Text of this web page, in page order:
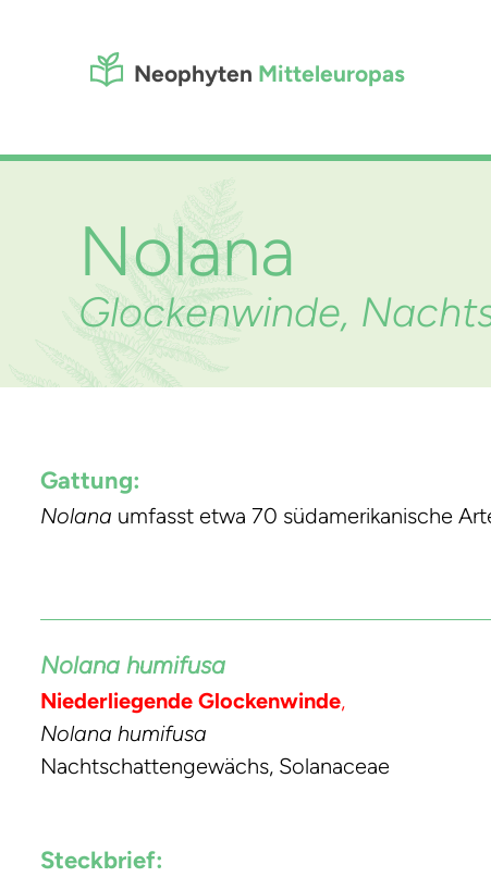
Neophyten Mitteleuropas
Nolana
Glockenwinde,
Gattung:
Nolana umfasst etwa 70 südamerikanische
Nolana humifusa
Niederliegende Glockenwinde,
Nolana humifusa
Nachtschattengewächs, Solanaceae
Steckbrief: